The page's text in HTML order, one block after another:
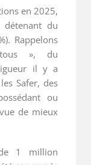
en 2025,
du
Rappelons
», du
il y a
Safer, des
ou
de mieux
1 million